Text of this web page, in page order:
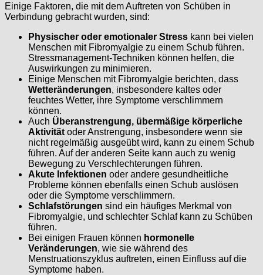
Einige Faktoren, die mit dem Auftreten von Schüben in
Verbindung gebracht wurden, sind:
Physischer oder emotionaler Stress kann bei vielen
Menschen mit Fibromyalgie zu einem Schub führen.
Stressmanagement-Techniken können helfen, die
Auswirkungen zu minimieren.
Einige Menschen mit Fibromyalgie berichten, dass
Wetteränderungen, insbesondere kaltes oder
feuchtes Wetter, ihre Symptome verschlimmern
können.
Auch Überanstrengung, übermäßige körperliche
Aktivität oder Anstrengung, insbesondere wenn sie
nicht regelmäßig ausgeübt wird, kann zu einem Schub
führen. Auf der anderen Seite kann auch zu wenig
Bewegung zu Verschlechterungen führen.
Akute Infektionen oder andere gesundheitliche
Probleme können ebenfalls einen Schub auslösen
oder die Symptome verschlimmern.
Schlafstörungen sind ein häufiges Merkmal von
Fibromyalgie, und schlechter Schlaf kann zu Schüben
führen.
Bei einigen Frauen können hormonelle
Veränderungen, wie sie während des
Menstruationszyklus auftreten, einen Einfluss auf die
Symptome haben.